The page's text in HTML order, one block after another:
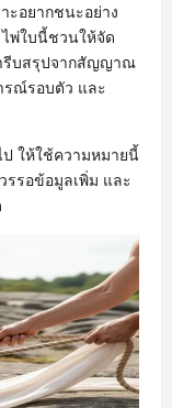
ะอยากชนะอย่าง
ไพ่ใบนี้ชวนให้จัด
รีบสรุปจากสัญญาณ
รณ์รอบตัว และ
ป ให้ใช้ความหมายนี้
รรอข้อมูลเพิ่ม และ